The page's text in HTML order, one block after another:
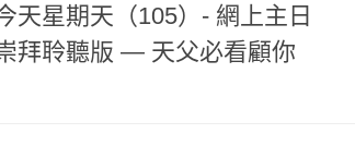
天星期天（105）- 網上主日
拜聆聽版 — 天父必看顧你